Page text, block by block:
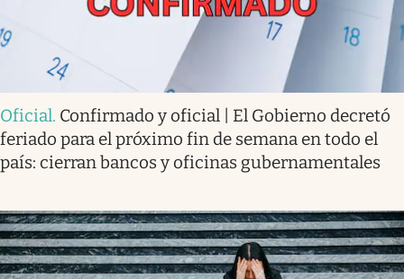
Oficial. Confirmado y oficial | El Gobierno decretó
feriado para el próximo fin de semana en todo el
país: cierran bancos y oficinas gubernamentales